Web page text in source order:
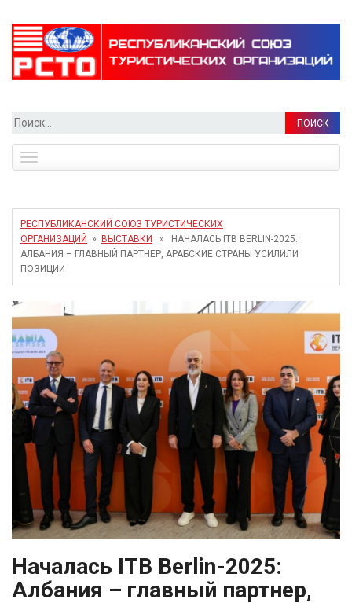
Найти:
navigation
РЕСПУБЛИКАНСКИЙ СОЮЗ ТУРИСТИЧЕСКИХ
ОРГАНИЗАЦИЙ
» ВЫСТАВКИ
» НАЧАЛАСЬ ITB BERLIN-2025:
АЛБАНИЯ – ГЛАВНЫЙ ПАРТНЕР, АРАБСКИЕ СТРАНЫ УСИЛИЛИ
ПОЗИЦИИ
Началась ITB Berlin-2025:
Албания – главный партнер,